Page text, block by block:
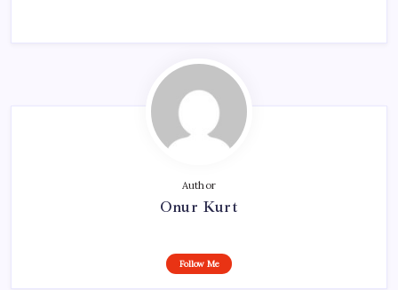
Author
Onur Kurt
Follow Me